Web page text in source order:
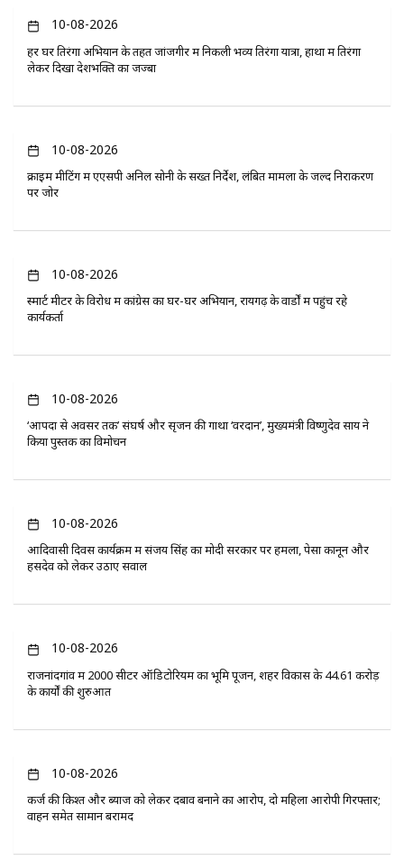
10-08-2026
हर घर तिरंगा अभियान के तहत जांजगीर में निकली भव्य तिरंगा यात्रा, हाथों में तिरंगा
लेकर दिखा देशभक्ति का जज्बा
10-08-2026
क्राइम मीटिंग में एएसपी अनिल सोनी के सख्त निर्देश, लंबित मामलों के जल्द निराकरण
पर जोर
10-08-2026
स्मार्ट मीटर के विरोध में कांग्रेस का घर-घर अभियान, रायगढ़ के वार्डों में पहुंच रहे
कार्यकर्ता
10-08-2026
‘आपदा से अवसर तक’ संघर्ष और सृजन की गाथा ‘वरदान’, मुख्यमंत्री विष्णुदेव साय ने
किया पुस्तक का विमोचन
10-08-2026
आदिवासी दिवस कार्यक्रम में संजय सिंह का मोदी सरकार पर हमला, पेसा कानून और
हसदेव को लेकर उठाए सवाल
10-08-2026
राजनांदगांव में 2000 सीटर ऑडिटोरियम का भूमि पूजन, शहर विकास के 44.61 करोड़
के कार्यों की शुरुआत
10-08-2026
कर्ज की किश्त और ब्याज को लेकर दबाव बनाने का आरोप, दो महिला आरोपी गिरफ्तार;
वाहन समेत सामान बरामद